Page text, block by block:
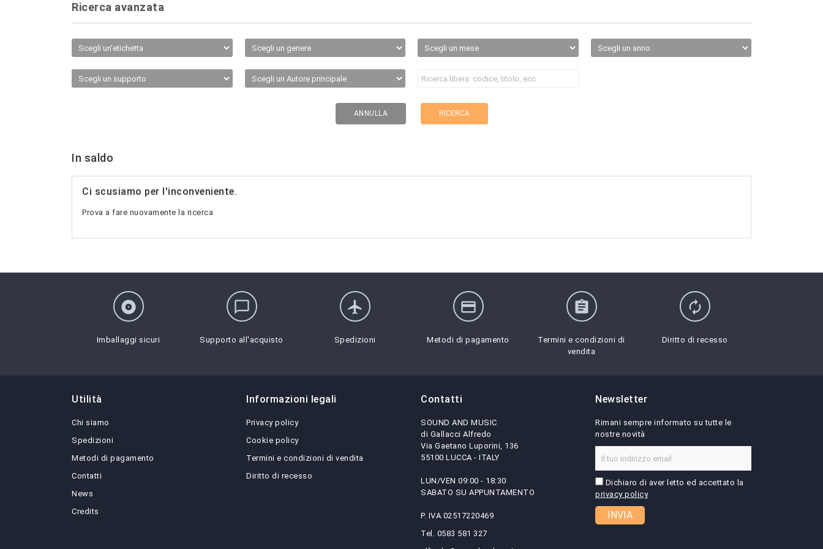
Ricerca avanzata
ANNULLA RICERCA
In saldo
Ci scusiamo per l'inconveniente.
Prova a fare nuovamente la ricerca
album
Imballaggi sicuri
chat_bubble_outline
Supporto all'acquisto
flight
Spedizioni
credit_card
Metodi di pagamento
assignment
Termini e condizioni di
vendita
autorenew
Diritto di recesso
Utilità
Chi siamo
Spedizioni
Metodi di pagamento
Contatti
News
Credits
Informazioni legali
Privacy policy
Cookie policy
Termini e condizioni di vendita
Diritto di recesso
Contatti
SOUND AND MUSIC
di Gallacci Alfredo
Via Gaetano Luporini, 136
55100 LUCCA - ITALY
LUN/VEN 09:00 - 18:30
SABATO SU APPUNTAMENTO
P. IVA 02517220469
Tel. 0583 581 327
Newsletter
Rimani sempre informato su tutte le
nostre novità
Dichiaro di aver letto ed accettato la
privacy policy
INVIA